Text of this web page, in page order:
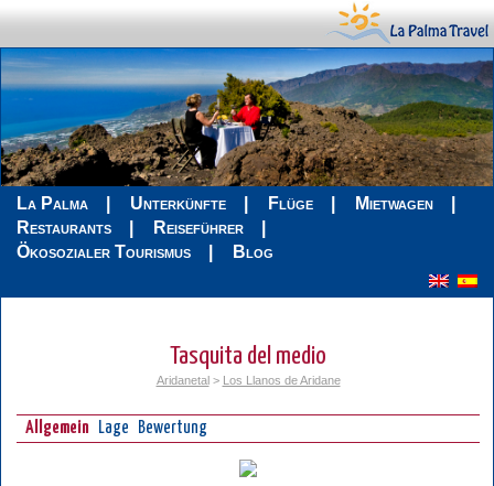
La Palma Unterkünfte Flüge
Mietwagen
Restaurants
Reiseführer
Ökosozialer Tourismus
Blog
Tasquita del medio
Aridanetal> Los Llanos de Aridane
Allgemein Lage Bewertung